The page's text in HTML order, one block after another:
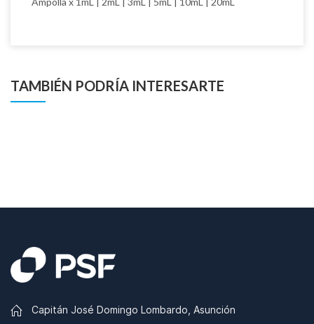
TAMBIÉN PODRÍA INTERESARTE
Capitán José Domingo Lombardo, Asunción